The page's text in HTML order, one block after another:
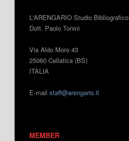
L'ARENGARIO Studio Bibliografico
Dott. Paolo Tonini
Via Aldo Moro 43
25060 Cellatica (BS)
ITALIA
E-mail staff@arengario.it
MEMBER